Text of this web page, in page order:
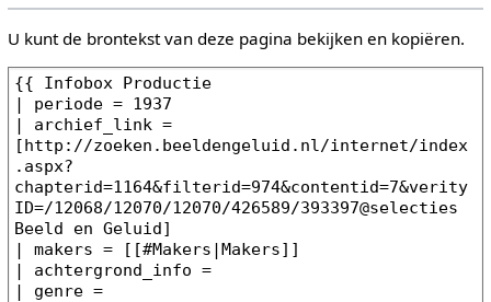
U kunt de brontekst van deze pagina bekijken en kopiëren.